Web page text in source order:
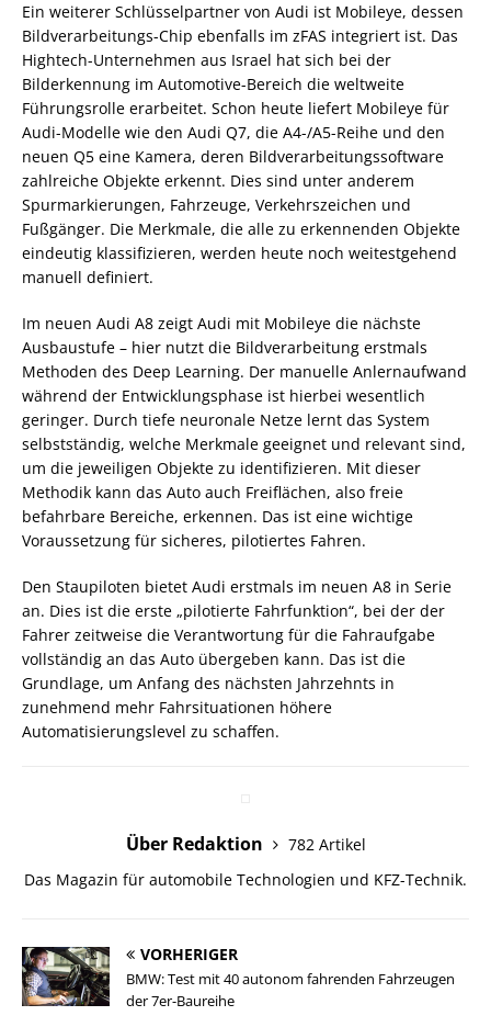
Ein weiterer Schlüsselpartner von Audi ist Mobileye, dessen
Bildverarbeitungs-Chip ebenfalls im zFAS integriert ist. Das
Hightech-Unternehmen aus Israel hat sich bei der
Bilderkennung im Automotive-Bereich die weltweite
Führungsrolle erarbeitet. Schon heute liefert Mobileye für
Audi-Modelle wie den Audi Q7, die A4-/A5-Reihe und den
neuen Q5 eine Kamera, deren Bildverarbeitungssoftware
zahlreiche Objekte erkennt. Dies sind unter anderem
Spurmarkierungen, Fahrzeuge, Verkehrszeichen und
Fußgänger. Die Merkmale, die alle zu erkennenden Objekte
eindeutig klassifizieren, werden heute noch weitestgehend
manuell definiert.
Im neuen Audi A8 zeigt Audi mit Mobileye die nächste
Ausbaustufe – hier nutzt die Bildverarbeitung erstmals
Methoden des Deep Learning. Der manuelle Anlernaufwand
während der Entwicklungsphase ist hierbei wesentlich
geringer. Durch tiefe neuronale Netze lernt das System
selbstständig, welche Merkmale geeignet und relevant sind,
um die jeweiligen Objekte zu identifizieren. Mit dieser
Methodik kann das Auto auch Freiflächen, also freie
befahrbare Bereiche, erkennen. Das ist eine wichtige
Voraussetzung für sicheres, pilotiertes Fahren.
Den Staupiloten bietet Audi erstmals im neuen A8 in Serie
an. Dies ist die erste „pilotierte Fahrfunktion“, bei der der
Fahrer zeitweise die Verantwortung für die Fahraufgabe
vollständig an das Auto übergeben kann. Das ist die
Grundlage, um Anfang des nächsten Jahrzehnts in
zunehmend mehr Fahrsituationen höhere
Automatisierungslevel zu schaffen.
Über Redaktion
782 Artikel
Das Magazin für automobile Technologien und KFZ-Technik.
VORHERIGER
BMW: Test mit 40 autonom fahrenden Fahrzeugen
der 7er-Baureihe